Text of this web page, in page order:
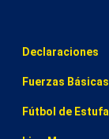
Declaraciones
Fuerzas Básicas
Fútbol de Estufa